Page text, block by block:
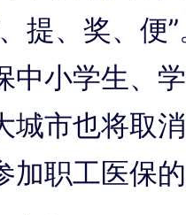
提、奖、便
中小学生、
城市也将取
加职工医保